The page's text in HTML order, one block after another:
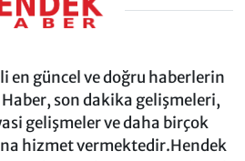
en güncel ve doğru haberlerin
son dakika gelişmeleri,
gelişmeler ve daha birçok
hizmet vermektedir.Hendek